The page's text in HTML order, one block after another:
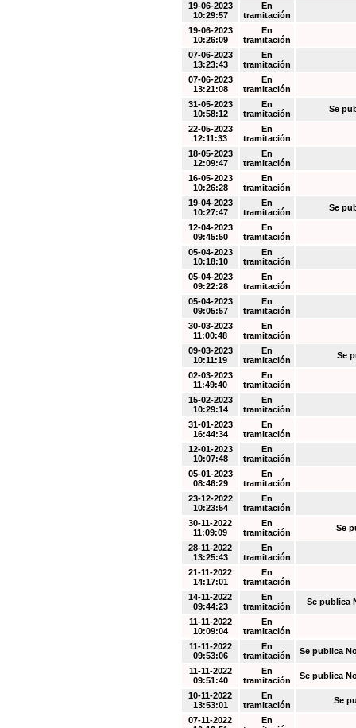
19-06-2023
10:29:57
En
tramitación
19-06-2023
10:26:09
En
tramitación
07-06-2023
13:23:43
En
tramitación
07-06-2023
13:21:08
En
tramitación
31-05-2023
10:58:12
En
tramitación
Se
22-05-2023
12:11:33
En
tramitación
18-05-2023
12:09:47
En
tramitación
16-05-2023
10:26:28
En
tramitación
19-04-2023
10:27:47
En
tramitación
Se
12-04-2023
09:45:50
En
tramitación
05-04-2023
10:18:10
En
tramitación
05-04-2023
09:22:28
En
tramitación
05-04-2023
09:05:57
En
tramitación
30-03-2023
11:00:48
En
tramitación
09-03-2023
10:11:19
En
tramitación
Se
02-03-2023
11:49:40
En
tramitación
15-02-2023
10:29:14
En
tramitación
31-01-2023
16:44:34
En
tramitación
12-01-2023
10:07:48
En
tramitación
05-01-2023
08:46:29
En
tramitación
23-12-2022
10:23:54
En
tramitación
30-11-2022
11:09:09
En
tramitación
Se
28-11-2022
13:25:43
En
tramitación
21-11-2022
14:17:01
En
tramitación
14-11-2022
09:44:23
En
tramitación
Se publica
11-11-2022
10:09:04
En
tramitación
11-11-2022
09:53:06
En
tramitación
Se publica
11-11-2022
09:51:40
En
tramitación
Se publica
10-11-2022
13:53:01
En
tramitación
Se
07-11-2022
En